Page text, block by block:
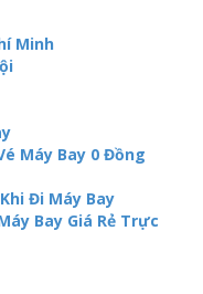
Minh
Máy Bay 0 Đồng
Đi Máy Bay
Bay Giá Rẻ Trực